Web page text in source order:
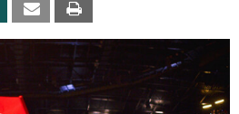
Xing Email